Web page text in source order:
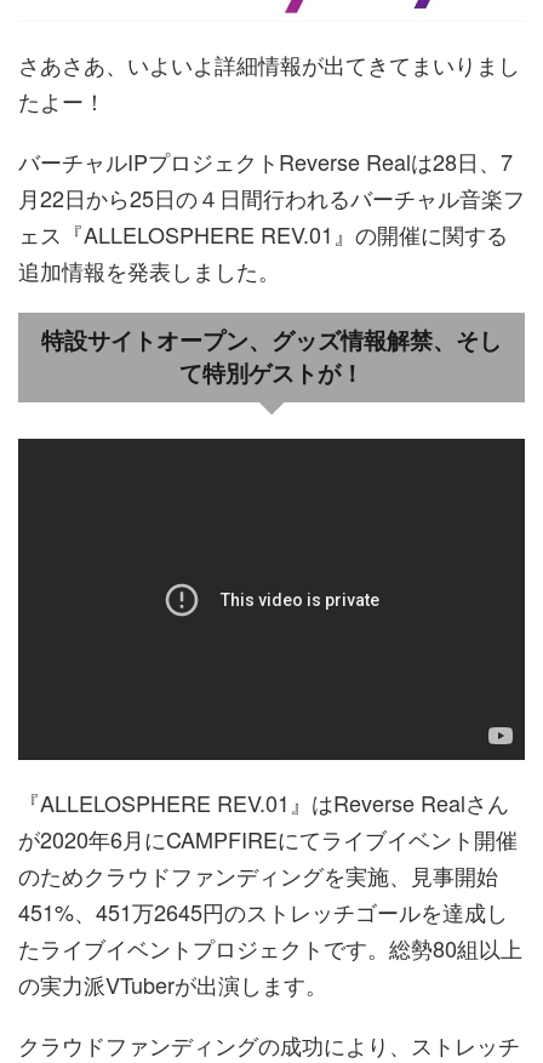
さあさあ、いよいよ詳細情報が出てきてまいりまし
たよー！
バーチャルIPプロジェクトReverse Realは28日、7
月22日から25日の４日間行われるバーチャル音楽フ
ェス『ALLELOSPHERE REV.01』の開催に関する
追加情報を発表しました。
特設サイトオープン、グッズ情報解禁、そし
て特別ゲストが！
『ALLELOSPHERE REV.01』はReverse Realさん
が2020年6月にCAMPFIREにてライブイベント開催
のためクラウドファンディングを実施、見事開始
451%、451万2645円のストレッチゴールを達成し
たライブイベントプロジェクトです。総勢80組以上
の実力派VTuberが出演します。
クラウドファンディングの成功により、ストレッチ